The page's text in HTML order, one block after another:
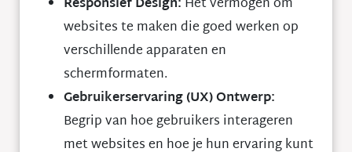
websites te maken die goed werken op
verschillende apparaten en
schermformaten.
Gebruikerservaring (UX) Ontwerp:
Begrip van hoe gebruikers interageren
met websites en hoe je hun ervaring kunt